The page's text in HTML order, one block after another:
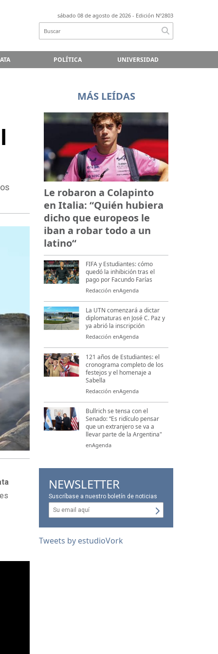
sábado 08 de agosto de 2026 - Edición Nº2803
POLÍTICA UNIVERSIDAD
MÁS LEÍDAS
Le robaron a Colapinto
en Italia: “Quién hubiera
dicho que europeos le
iban a robar todo a un
latino“
FIFA y Estudiantes: cómo
quedó la inhibición tras el
pago por Facundo Farías
Redacción enAgenda
La UTN comenzará a dictar
diplomaturas en José C. Paz y
ya abrió la inscripción
Redacción enAgenda
121 años de Estudiantes: el
cronograma completo de los
festejos y el homenaje a
Sabella
Redacción enAgenda
Bullrich se tensa con el
Senado: “Es ridículo pensar
que un extranjero se va a
llevar parte de la Argentina"
enAgenda
NEWSLETTER
Suscríbase a nuestro boletín de noticias
Tweets by estudioVork